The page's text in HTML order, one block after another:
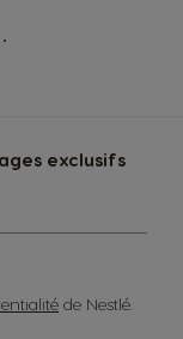
exclusifs
de Nestlé.